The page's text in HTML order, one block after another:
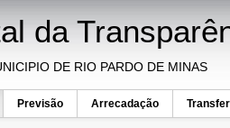
da
DE RIO PARDO DE MINAS
Previsão Arrecadação